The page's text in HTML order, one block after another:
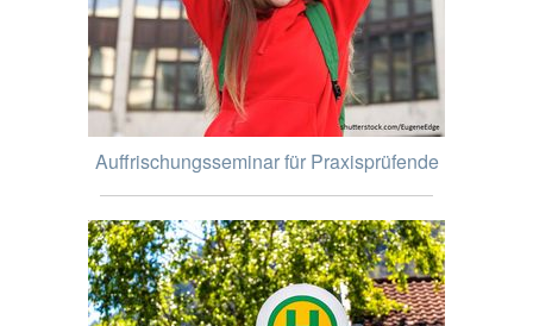
Auffrischungsseminar für Praxisprüfende